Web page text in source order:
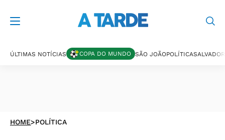
ÚLTIMAS NOTÍCIAS COPA DO MUNDO SÃO JOÃOPOLÍTICASALVADOR
HOME>POLÍTICA